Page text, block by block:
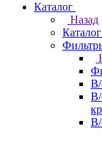
Каталог
Назад
Каталог
В/
В/
В/